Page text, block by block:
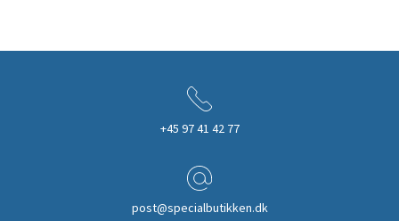
+45 97 41 42 77
post@specialbutikken.dk